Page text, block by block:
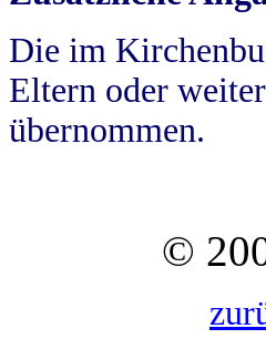
Die im
Eltern oder
übernommen.
©